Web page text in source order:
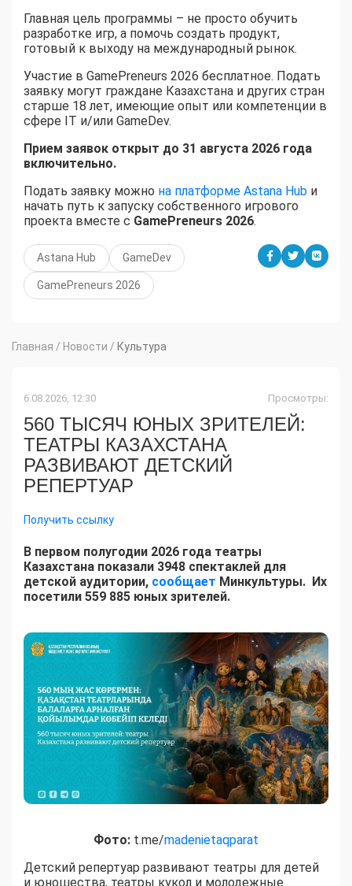
Главная цель программы – не просто обучить
разработке игр, а помочь создать продукт,
готовый к выходу на международный рынок.
Участие в GamePreneurs 2026 бесплатное. Подать
заявку могут граждане Казахстана и других стран
старше 18 лет, имеющие опыт или компетенции в
сфере IT и/или GameDev.
Прием заявок открыт до 31 августа 2026 года
включительно.
Подать заявку можно на платформе Astana Hub и
начать путь к запуску собственного игрового
проекта вместе с GamePreneurs 2026.
Astana Hub GameDev
GamePreneurs 2026
Главная / Новости / Культура
6.08.2026, 12:30 Просмотры:
560 ТЫСЯЧ ЮНЫХ ЗРИТЕЛЕЙ:
ТЕАТРЫ КАЗАХСТАНА
РАЗВИВАЮТ ДЕТСКИЙ
РЕПЕРТУАР
Получить ссылку
В первом полугодии 2026 года театры
Казахстана показали 3948 спектаклей для
детской аудитории, сообщает Минкультуры. Их
посетили 559 885 юных зрителей.
Фото: t.me/madenietaqparat
Детский репертуар развивают театры для детей
и юношества, театры кукол и молодежные